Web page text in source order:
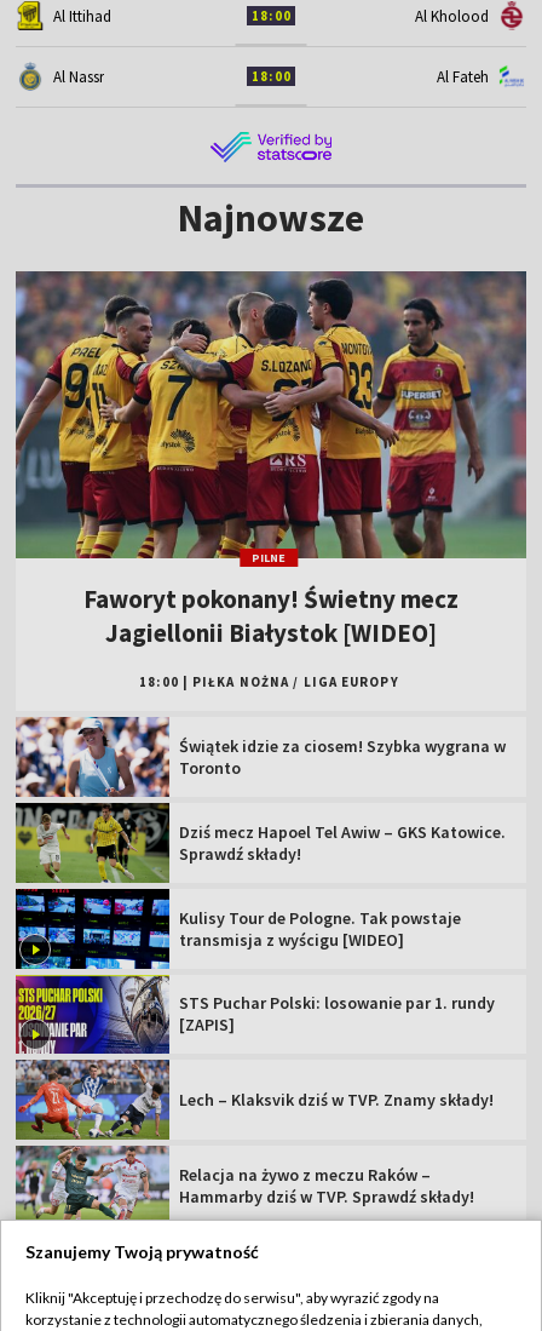
Al Ittihad 18:00 Al Kholood
Al Nassr 18:00 Al Fateh
Najnowsze
PILNE
Faworyt pokonany! Świetny mecz
Jagiellonii Białystok [WIDEO]
18:00 PIŁKA NOŻNA / LIGA EUROPY
Świątek idzie za ciosem! Szybka wygrana w
Toronto
Dziś mecz Hapoel Tel Awiw – GKS Katowice.
Sprawdź składy!
Kulisy Tour de Pologne. Tak powstaje
transmisja z wyścigu [WIDEO]
STS Puchar Polski: losowanie par 1. rundy
[ZAPIS]
Lech – Klaksvik dziś w TVP. Znamy składy!
Relacja na żywo z meczu Raków –
Hammarby dziś w TVP. Sprawdź składy!
TVP
Szanujemy Twoją prywatność
Kliknij "Akceptuję i przechodzę do serwisu", aby wyrazić zgody na
korzystanie z technologii automatycznego śledzenia i zbierania danych,